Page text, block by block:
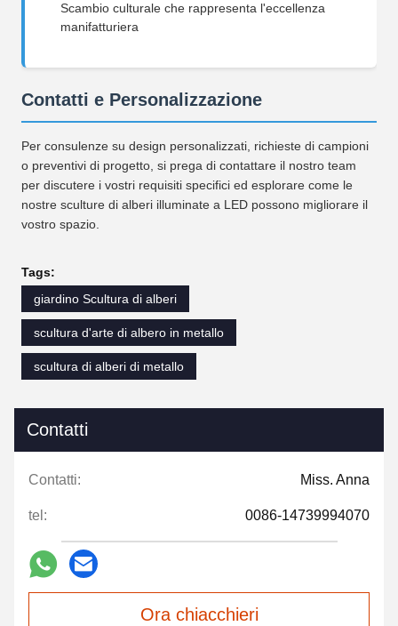
Scambio culturale che rappresenta l'eccellenza
manifatturiera
Contatti e Personalizzazione
Per consulenze su design personalizzati, richieste di campioni
o preventivi di progetto, si prega di contattare il nostro team
per discutere i vostri requisiti specifici ed esplorare come le
nostre sculture di alberi illuminate a LED possono migliorare il
vostro spazio.
Tags:
giardino Scultura di alberi
scultura d'arte di albero in metallo
scultura di alberi di metallo
Contatti
Contatti: Miss. Anna
tel: 0086-14739994070
Ora chiacchieri